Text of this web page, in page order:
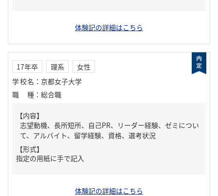
体験記の詳細はこちら
17年卒 理系
女性
学校名 ： 京都女子大学
職種 ： 総合職
【内容】
志望動機、長所短所、自己PR、リーダー経験、ゼミについ
て、アルバイト、留学経験、資格、選考状況
【形式】
指定の用紙に手で記入
体験記の詳細はこちら